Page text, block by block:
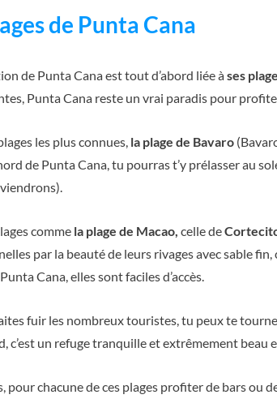
de Punta Cana
de Punta Cana est tout d’abord liée àses
Punta Cana reste un vrai paradis pour
les plus connues, la plage de Bavaro
de Punta Cana, tu pourras t’y prélasser au
comme la plage de Macao, celle de
par la beauté de leurs rivages avec sable
Cana, elles sont faciles d’accès.
fuir les nombreux touristes, tu peux te
c’est un refuge tranquille et extrêmement beau
pour chacune de ces plages profiter de bars ou